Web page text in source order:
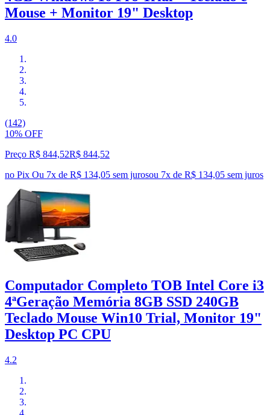
Mouse + Monitor 19" Desktop
4.0
(142)
10% OFF
Preço R$ 844,52R$ 844,52
no Pix Ou 7x de R$ 134,05 sem jurosou 7x de R$ 134,05 sem juros
Computador Completo TOB Intel Core i3
4ªGeração Memória 8GB SSD 240GB
Teclado Mouse Win10 Trial, Monitor 19"
Desktop PC CPU
4.2